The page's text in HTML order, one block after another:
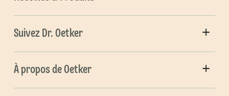
Suivez Dr. Oetker
À propos de Oetker